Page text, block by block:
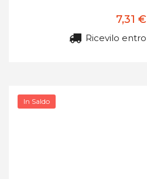
7,31 €
Ricevilo entro
In Saldo